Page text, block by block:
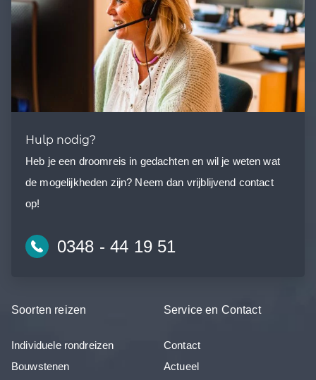
Hulp nodig?
Heb je een droomreis in gedachten en wil je weten wat
de mogelijkheden zijn? Neem dan vrijblijvend contact
op!
0348 - 44 19 51
Soorten reizen
Individuele rondreizen
Bouwstenen
Service en Contact
Contact
Actueel